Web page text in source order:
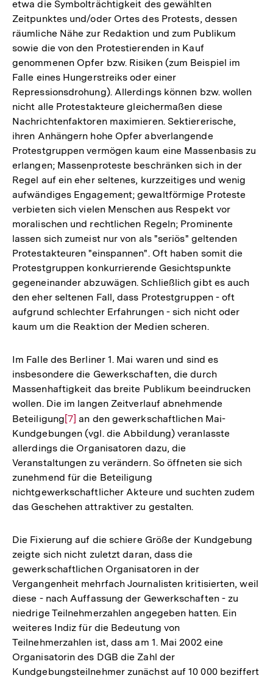
etwa die Symbolträchtigkeit des gewählten
Zeitpunktes und/oder Ortes des Protests, dessen
räumliche Nähe zur Redaktion und zum Publikum
sowie die von den Protestierenden in Kauf
genommenen Opfer bzw. Risiken (zum Beispiel im
Falle eines Hungerstreiks oder einer
Repressionsdrohung). Allerdings können bzw. wollen
nicht alle Protestakteure gleichermaßen diese
Nachrichtenfaktoren maximieren. Sektiererische,
ihren Anhängern hohe Opfer abverlangende
Protestgruppen vermögen kaum eine Massenbasis zu
erlangen; Massenproteste beschränken sich in der
Regel auf ein eher seltenes, kurzzeitiges und wenig
aufwändiges Engagement; gewaltförmige Proteste
verbieten sich vielen Menschen aus Respekt vor
moralischen und rechtlichen Regeln; Prominente
lassen sich zumeist nur von als "seriös" geltenden
Protestakteuren "einspannen". Oft haben somit die
Protestgruppen konkurrierende Gesichtspunkte
gegeneinander abzuwägen. Schließlich gibt es auch
den eher seltenen Fall, dass Protestgruppen - oft
aufgrund schlechter Erfahrungen - sich nicht oder
kaum um die Reaktion der Medien scheren.
Im Falle des Berliner 1. Mai waren und sind es
insbesondere die Gewerkschaften, die durch
Massenhaftigkeit das breite Publikum beeindrucken
wollen. Die im langen Zeitverlauf abnehmende
BeteiligungZur
Auflösung
der
Fußnote
[7] an den gewerkschaftlichen Mai-
Kundgebungen (vgl. die Abbildung) veranlasste
allerdings die Organisatoren dazu, die
Veranstaltungen zu verändern. So öffneten sie sich
zunehmend für die Beteiligung
nichtgewerkschaftlicher Akteure und suchten zudem
das Geschehen attraktiver zu gestalten.
Die Fixierung auf die schiere Größe der Kundgebung
zeigte sich nicht zuletzt daran, dass die
gewerkschaftlichen Organisatoren in der
Vergangenheit mehrfach Journalisten kritisierten, weil
diese - nach Auffassung der Gewerkschaften - zu
niedrige Teilnehmerzahlen angegeben hatten. Ein
weiteres Indiz für die Bedeutung von
Teilnehmerzahlen ist, dass am 1. Mai 2002 eine
Organisatorin des DGB die Zahl der
Kundgebungsteilnehmer zunächst auf 10 000 beziffert